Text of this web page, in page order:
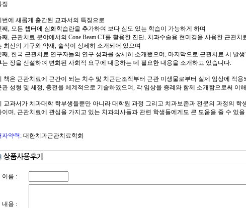
징
번에 새롭게 출간된 교과서의 특징으로
째, 모든 챕터에 심화학습란을 추가하여 보다 심도 있는 학습이 가능하게 하며
째, 근관치료 분야에서의 Cone Beam CT를 활용한 진단, 치과수술용 현미경을 사용한 근관치
최신의 기구와 약재, 술식이 상세히 소개되어 있으며
째, 한국 근관치료 연구자들의 연구 성과를 상세히 소개했으며, 마지막으로 근관치료 시 발
는 장을 신설하여 변화된 사회적 요구에 대응하는 데 필요한 내용을 소개하고 있습니다.
책은 근관치료에 근간이 되는 치수 및 치근단조직부터 근관 미생물로부터 실제 임상에 적
관 성형 및 세정, 충전을 체계적으로 기술하였으며, 각 임상을 증례와 함께 소개함으로써 이
교과서가 치과대학 학부생들뿐만 아니라 대학원 과정 그리고 치과보존과 전문의 과정의 학
이며, 근관치료에 관심을 가지고 있는 치과의사들과 관련 학생들에게도 큰 도움을 줄 수 있
자약력: 대한치과근관치료학회
이름 :
내용 :